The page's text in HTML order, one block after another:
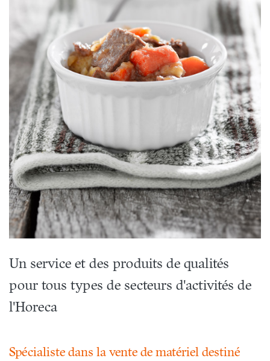
Un service et des produits de qualités
pour tous types de secteurs d'activités de
l'Horeca
Spécialiste dans la vente de matériel destiné